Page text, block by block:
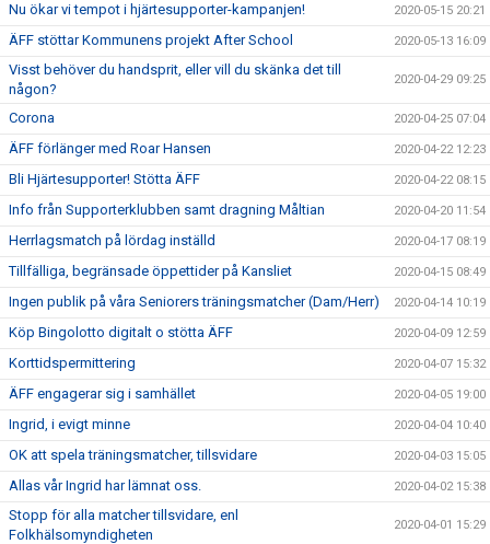
Nu ökar vi tempot i hjärtesupporter-kampanjen! 2020-05-15 20:21
ÄFF stöttar Kommunens projekt After School 2020-05-13 16:09
Visst behöver du handsprit, eller vill du skänka det till
någon?
2020-04-29 09:25
Corona 2020-04-25 07:04
ÄFF förlänger med Roar Hansen 2020-04-22 12:23
Bli Hjärtesupporter! Stötta ÄFF 2020-04-22 08:15
Info från Supporterklubben samt dragning Måltian 2020-04-20 11:54
Herrlagsmatch på lördag inställd 2020-04-17 08:19
Tillfälliga, begränsade öppettider på Kansliet 2020-04-15 08:49
Ingen publik på våra Seniorers träningsmatcher (Dam/Herr) 2020-04-14 10:19
Köp Bingolotto digitalt o stötta ÄFF 2020-04-09 12:59
Korttidspermittering 2020-04-07 15:32
ÄFF engagerar sig i samhället 2020-04-05 19:00
Ingrid, i evigt minne 2020-04-04 10:40
OK att spela träningsmatcher, tillsvidare 2020-04-03 15:05
Allas vår Ingrid har lämnat oss. 2020-04-02 15:38
Stopp för alla matcher tillsvidare, enl
Folkhälsomyndigheten
2020-04-01 15:29